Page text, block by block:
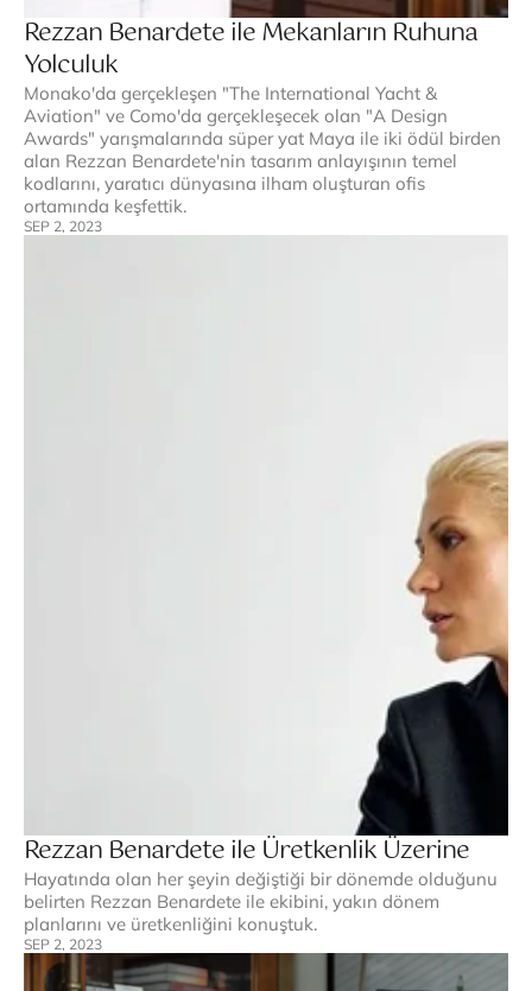
Rezzan Benardete ile Mekanların Ruhuna
Yolculuk
Monako'da gerçekleşen "The International Yacht &
Aviation" ve Como'da gerçekleşecek olan "A Design
Awards" yarışmalarında süper yat Maya ile iki ödül birden
alan Rezzan Benardete'nin tasarım anlayışının temel
kodlarını, yaratıcı dünyasına ilham oluşturan ofis
ortamında keşfettik.
SEP 2, 2023
Rezzan Benardete ile Üretkenlik Üzerine
Hayatında olan her şeyin değiştiği bir dönemde olduğunu
belirten Rezzan Benardete ile ekibini, yakın dönem
planlarını ve üretkenliğini konuştuk.
SEP 2, 2023